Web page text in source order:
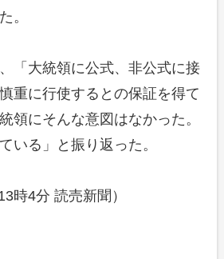
。
「大統領に公式、非公式に接
重に行使するとの保証を得て
領にそんな意図はなかった。
いる」と振り返った。
時4分 読売新聞）